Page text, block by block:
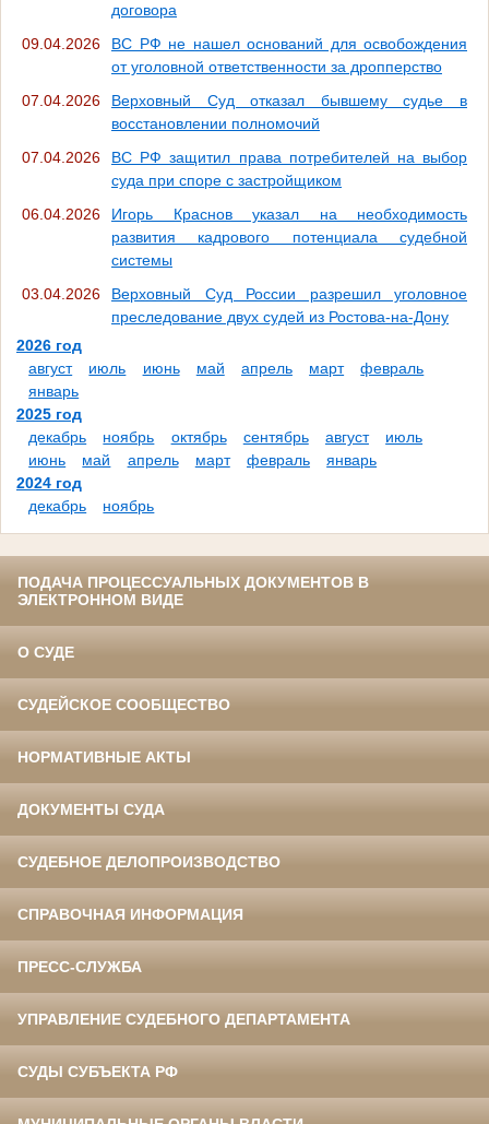
договора
09.04.2026
ВС РФ не нашел оснований для освобождения
от уголовной ответственности за дропперство
07.04.2026
Верховный Суд отказал бывшему судье в
восстановлении полномочий
07.04.2026
ВС РФ защитил права потребителей на выбор
суда при споре с застройщиком
06.04.2026
Игорь Краснов указал на необходимость
развития кадрового потенциала судебной
системы
03.04.2026
Верховный Суд России разрешил уголовное
преследование двух судей из Ростова-на-Дону
2026 год
август
июль июнь май апрель март
февраль
январь
2025 год
декабрь
ноябрь октябрь сентябрь август
июль
июнь
май апрель март февраль
январь
2024 год
декабрь
ноябрь
ПОДАЧА ПРОЦЕССУАЛЬНЫХ ДОКУМЕНТОВ В
ЭЛЕКТРОННОМ ВИДЕ
О СУДЕ
СУДЕЙСКОЕ СООБЩЕСТВО
НОРМАТИВНЫЕ АКТЫ
ДОКУМЕНТЫ СУДА
СУДЕБНОЕ ДЕЛОПРОИЗВОДСТВО
СПРАВОЧНАЯ ИНФОРМАЦИЯ
ПРЕСС-СЛУЖБА
УПРАВЛЕНИЕ СУДЕБНОГО ДЕПАРТАМЕНТА
СУДЫ СУБЪЕКТА РФ